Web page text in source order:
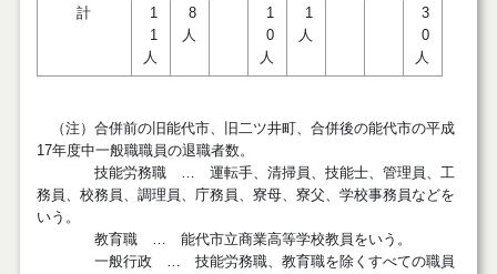
計
1
1
人
8
人
1
0
人
1
人
3
0
人
（注）合併前の旧能代市、旧二ツ井町、合併後の能代市の平成
17年度中一般職職員の退職者数。
技能労務職 … 運転手、清掃員、技能士、管理員、工
務員、校務員、調理員、庁務員、寮母、寮父、学校事務員などを
いう。
教育職 … 能代市立商業高等学校教員をいう。
一般行政 … 技能労務職、教育職を除くすべての職員